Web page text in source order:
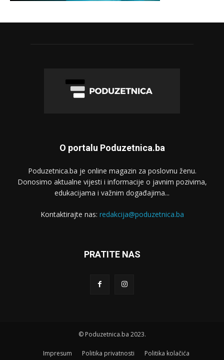
O portalu Poduzetnica.ba
Poduzetnica.ba je online magazin za poslovnu ženu.
Donosimo aktualne vijesti i informacije o javnim pozivima,
edukacijama i važnim događajima...
Kontaktirajte nas: redakcija@poduzetnica.ba
PRATITE NAS
© Poduzetnica.ba 2023.
Impresum Politika privatnosti Politika kolačića